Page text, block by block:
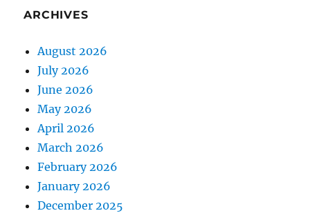
ARCHIVES
August 2026
July 2026
June 2026
May 2026
April 2026
March 2026
February 2026
January 2026
December 2025